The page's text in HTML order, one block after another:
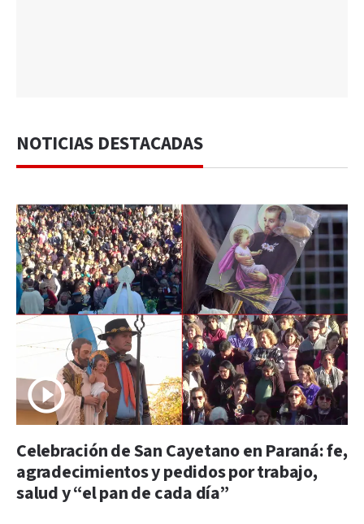
NOTICIAS DESTACADAS
Celebración de San Cayetano en Paraná: fe,
agradecimientos y pedidos por trabajo,
salud y “el pan de cada día”